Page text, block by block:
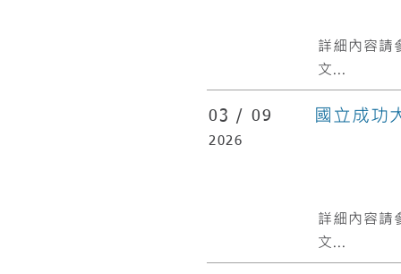
詳細內容請
文...
03 / 09
2026
國立成功
詳細內容請
文...